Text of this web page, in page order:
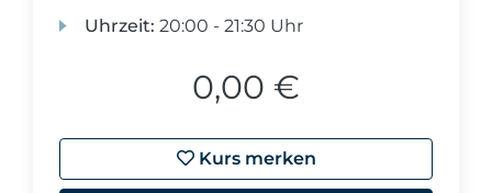
Uhrzeit: 20:00 - 21:30 Uhr
0,00 €
Kurs merken